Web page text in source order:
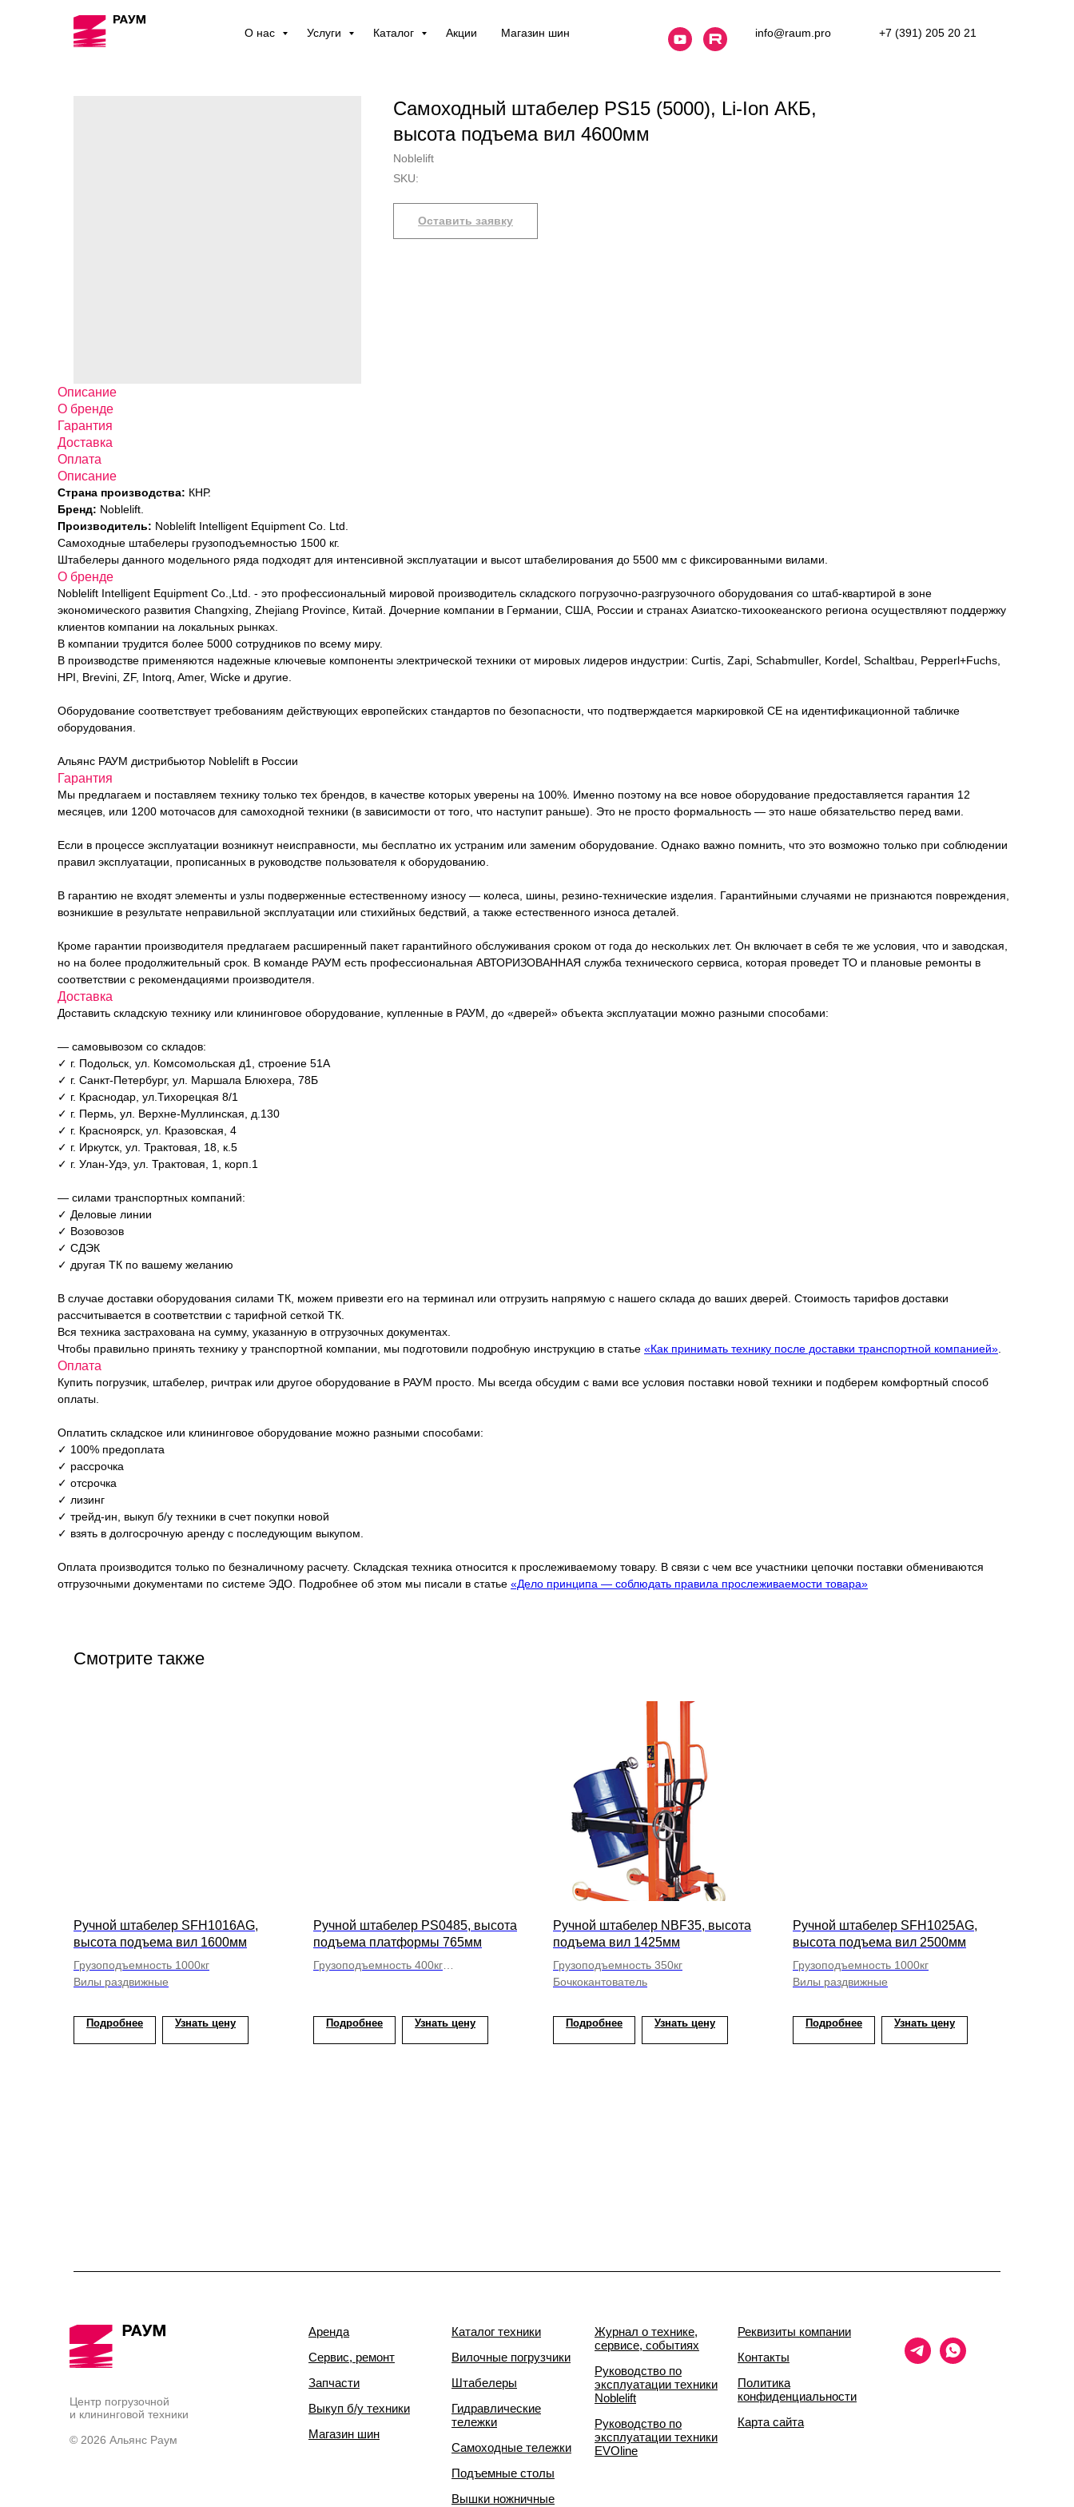
О нас Услуги Каталог Акции Магазин шин info@raum.pro +7 (391) 205 20 21
Самоходный штабелер PS15 (5000), Li-Ion АКБ,
высота подъема вил 4600мм
Noblelift
SKU:
Оставить заявку
Описание
О бренде
Гарантия
Доставка
Оплата
Описание
Страна производства: КНР.
Бренд: Noblelift.
Производитель: Noblelift Intelligent Equipment Co. Ltd.
Самоходные штабелеры грузоподъемностью 1500 кг.
Штабелеры данного модельного ряда подходят для интенсивной эксплуатации и высот штабелирования до 5500 мм с фиксированными вилами.
О бренде
Noblelift Intelligent Equipment Co.,Ltd. - это профессиональный мировой производитель складского погрузочно-разгрузочного оборудования со штаб-квартирой в зоне
экономического развития Changxing, Zhejiang Province, Китай. Дочерние компании в Германии, США, России и странах Азиатско-тихоокеанского региона осуществляют поддержку
клиентов компании на локальных рынках.
В компании трудится более 5000 сотрудников по всему миру.
В производстве применяются надежные ключевые компоненты электрической техники от мировых лидеров индустрии: Curtis, Zapi, Schabmuller, Kordel, Schaltbau, Pepperl+Fuchs,
HPI, Brevini, ZF, Intorq, Amer, Wicke и другие.
Оборудование соответствует требованиям действующих европейских стандартов по безопасности, что подтверждается маркировкой СЕ на идентификационной табличке
оборудования.
Альянс РАУМ дистрибьютор Noblelift в России
Гарантия
Мы предлагаем и поставляем технику только тех брендов, в качестве которых уверены на 100%. Именно поэтому на все новое оборудование предоставляется гарантия 12
месяцев, или 1200 моточасов для самоходной техники (в зависимости от того, что наступит раньше). Это не просто формальность — это наше обязательство перед вами.
Если в процессе эксплуатации возникнут неисправности, мы бесплатно их устраним или заменим оборудование. Однако важно помнить, что это возможно только при соблюдении
правил эксплуатации, прописанных в руководстве пользователя к оборудованию.
В гарантию не входят элементы и узлы подверженные естественному износу — колеса, шины, резино-технические изделия. Гарантийными случаями не признаются повреждения,
возникшие в результате неправильной эксплуатации или стихийных бедствий, а также естественного износа деталей.
Кроме гарантии производителя предлагаем расширенный пакет гарантийного обслуживания сроком от года до нескольких лет. Он включает в себя те же условия, что и заводская,
но на более продолжительный срок. В команде РАУМ есть профессиональная АВТОРИЗОВАННАЯ служба технического сервиса, которая проведет ТО и плановые ремонты в
соответствии с рекомендациями производителя.
Доставка
Доставить складскую технику или клининговое оборудование, купленные в РАУМ, до «дверей» объекта эксплуатации можно разными способами:
— самовывозом со складов:
✓ г. Подольск, ул. Комсомольская д1, строение 51А
✓ г. Санкт-Петербург, ул. Маршала Блюхера, 78Б
✓ г. Краснодар, ул.Тихорецкая 8/1
✓ г. Пермь, ул. Верхне-Муллинская, д.130
✓ г. Красноярск, ул. Кразовская, 4
✓ г. Иркутск, ул. Трактовая, 18, к.5
✓ г. Улан-Удэ, ул. Трактовая, 1, корп.1
— силами транспортных компаний:
✓ Деловые линии
✓ Возовозов
✓ СДЭК
✓ другая ТК по вашему желанию
В случае доставки оборудования силами ТК, можем привезти его на терминал или отгрузить напрямую с нашего склада до ваших дверей. Стоимость тарифов доставки
рассчитывается в соответствии с тарифной сеткой ТК.
Вся техника застрахована на сумму, указанную в отгрузочных документах.
Чтобы правильно принять технику у транспортной компании, мы подготовили подробную инструкцию в статье «Как принимать технику после доставки транспортной компанией»
Оплата
Купить погрузчик, штабелер, ричтрак или другое оборудование в РАУМ просто. Мы всегда обсудим с вами все условия поставки новой техники и подберем комфортный способ
оплаты.
Оплатить складское или клининговое оборудование можно разными способами:
✓ 100% предоплата
✓ рассрочка
✓ отсрочка
✓ лизинг
✓ трейд-ин, выкуп б/у техники в счет покупки новой
✓ взять в долгосрочную аренду с последующим выкупом.
Оплата производится только по безналичному расчету. Складская техника относится к прослеживаемому товару. В связи с чем все участники цепочки поставки обмениваются
отгрузочными документами по системе ЭДО. Подробнее об этом мы писали в статье «Дело принципа — соблюдать правила прослеживаемости товара»
Смотрите также
Ручной штабелер SFH1016AG,
высота подъема вил 1600мм
Грузоподъемность 1000кг
Вилы раздвижные
Подробнее Узнать цену
Ручной штабелер PS0485, высота
подъема платформы 765мм
Грузоподъемность 400кг
Подробнее Узнать цену
Ручной штабелер NBF35, высота
подъема вил 1425мм
Грузоподъемность 350кг
Бочкокантователь
Подробнее Узнать цену
Ручной штабелер SFH1025AG,
высота подъема вил 2500мм
Грузоподъемность 1000кг
Вилы раздвижные
Подробнее Узнать цену
Центр погрузочной
и клининговой техники
© 2026 Альянс Раум
Аренда
Сервис, ремонт
Запчасти
Выкуп б/у техники
Магазин шин
Каталог техники
Вилочные погрузчики
Штабелеры
Гидравлические
тележки
Самоходные тележки
Подъемные столы
Вышки ножничные
Журнал о технике,
сервисе, событиях
Руководство по
эксплуатации техники
Noblelift
Руководство по
эксплуатации техники
EVOline
Реквизиты компании
Контакты
Политика
конфиденциальности
Карта сайта